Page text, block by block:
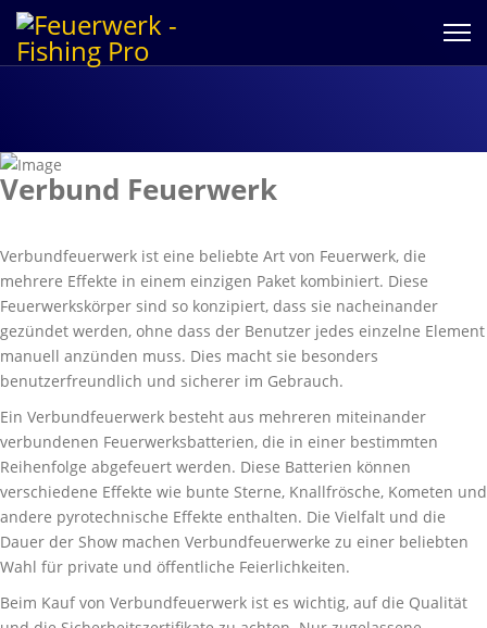
Verbund Feuerwerk
Verbundfeuerwerk ist eine beliebte Art von Feuerwerk, die
mehrere Effekte in einem einzigen Paket kombiniert. Diese
Feuerwerkskörper sind so konzipiert, dass sie nacheinander
gezündet werden, ohne dass der Benutzer jedes einzelne Element
manuell anzünden muss. Dies macht sie besonders
benutzerfreundlich und sicherer im Gebrauch.
Ein Verbundfeuerwerk besteht aus mehreren miteinander
verbundenen Feuerwerksbatterien, die in einer bestimmten
Reihenfolge abgefeuert werden. Diese Batterien können
verschiedene Effekte wie bunte Sterne, Knallfrösche, Kometen und
andere pyrotechnische Effekte enthalten. Die Vielfalt und die
Dauer der Show machen Verbundfeuerwerke zu einer beliebten
Wahl für private und öffentliche Feierlichkeiten.
Beim Kauf von Verbundfeuerwerk ist es wichtig, auf die Qualität